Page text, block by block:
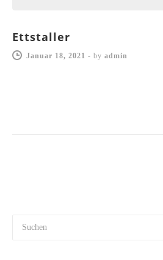
Ettstaller
Januar 18, 2021 - by admin